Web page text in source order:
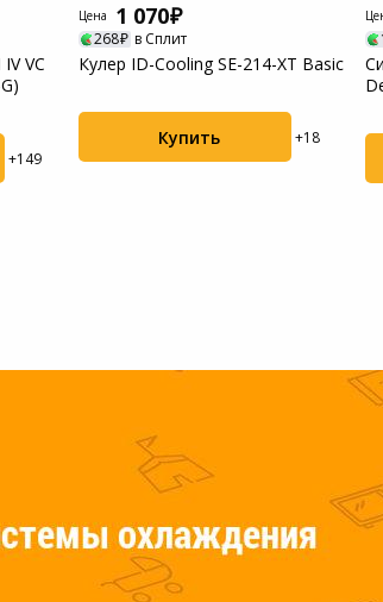
VC
+149
Цена
1 070
268 в Сплит
Кулер ID-Cooling SE-214-XT Basic
Купить +18